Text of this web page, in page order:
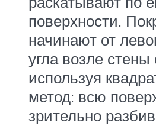
поверхности.
начинают от
угла возле стены
используя
метод: всю
зрительно